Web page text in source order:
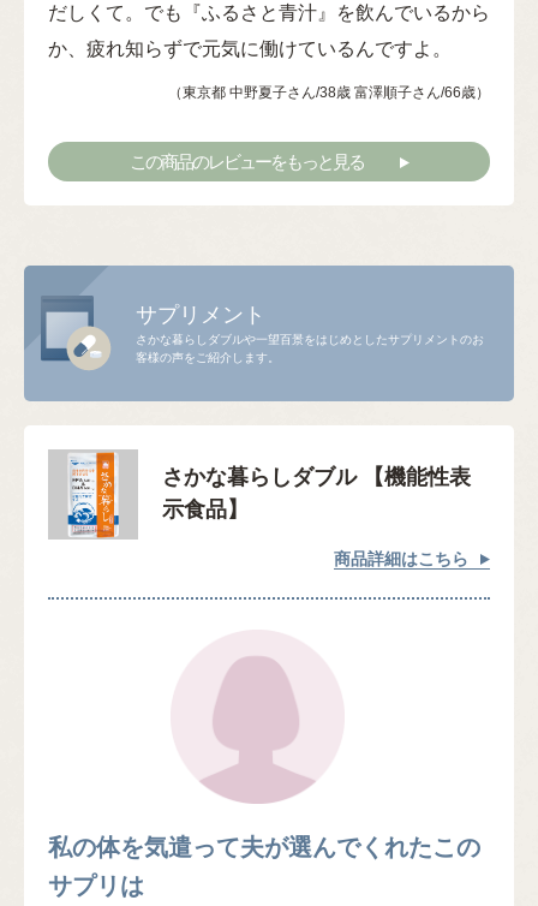
だしくて。でも『ふるさと青汁』を飲んでいるから
か、疲れ知らずで元気に働けているんですよ。
（東京都 中野夏子さん/38歳 富澤順子さん/66歳）
この商品のレビューをもっと見る
サプリメント
さかな暮らしダブルや一望百景をはじめとしたサプリメントのお
客様の声をご紹介します。
さかな暮らしダブル 【機能性表
示食品】
商品詳細はこちら
私の体を気遣って夫が選んでくれたこの
サプリは